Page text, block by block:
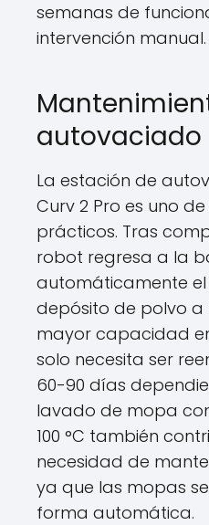
semanas de
intervención manual.
autovaciado
La estación de
Curv 2 Pro es uno
prácticos. Tras
robot regresa a la
automáticamente
depósito de polvo a
mayor capacidad
solo necesita ser
60-90 días
lavado de mopa
100 °C también
necesidad de
ya que las mopas
forma automática.